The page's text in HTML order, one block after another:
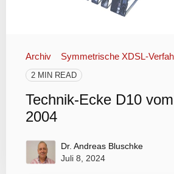
Archiv Symmetrische XDSL-
2 MIN READ
Technik-Ecke D10
2004
Dr. Andreas Bluschke
Juli 8, 2024